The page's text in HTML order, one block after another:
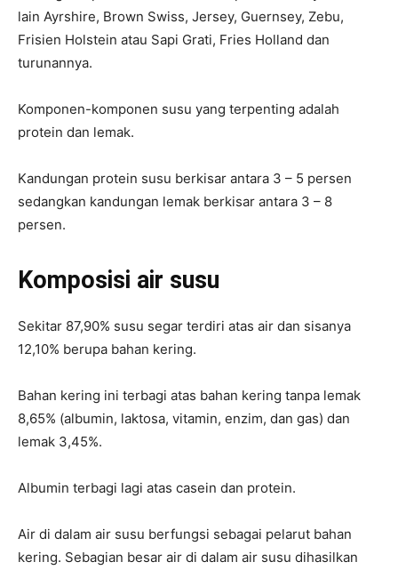
lain Ayrshire, Brown Swiss, Jersey, Guernsey, Zebu,
Frisien Holstein atau Sapi Grati, Fries Holland dan
turunannya.
Komponen-komponen susu yang terpenting adalah
protein dan lemak.
Kandungan protein susu berkisar antara 3 – 5 persen
sedangkan kandungan lemak berkisar antara 3 – 8
persen.
Komposisi air susu
Sekitar 87,90% susu segar terdiri atas air dan sisanya
12,10% berupa bahan kering.
Bahan kering ini terbagi atas bahan kering tanpa lemak
8,65% (albumin, laktosa, vitamin, enzim, dan gas) dan
lemak 3,45%.
Albumin terbagi lagi atas casein dan protein.
Air di dalam air susu berfungsi sebagai pelarut bahan
kering. Sebagian besar air di dalam air susu dihasilkan